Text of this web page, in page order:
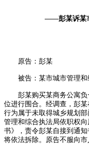
——彭某诉某
原告：彭某
被告：某市城市管理和
彭某购买某商务公寓负
位进行围合。经调查，彭
行为属于未取得城乡规划
管理和综合执法局依职权
书》，责令彭某自接到通
将依法拆除。原告不服向